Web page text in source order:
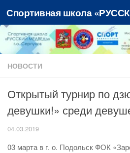
Перейти к содержимому
НОВОСТИ
Открытый турнир по
девушки!» среди
04.03.2019
03 марта в г. о. Подольск ФОК